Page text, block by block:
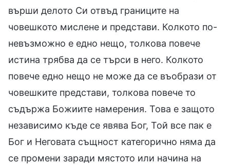
върши делото Си отвъд границите на
човешкото мислене и представи. Колкото по-
невъзможно е едно нещо, толкова повече
истина трябва да се търси в него. Колкото
повече едно нещо не може да се въобрази от
човешките представи, толкова повече то
съдържа Божиите намерения. Това е защото
независимо къде се явява Бог, Той все пак е
Бог и Неговата същност категорично няма да
се промени заради мястото или начина на